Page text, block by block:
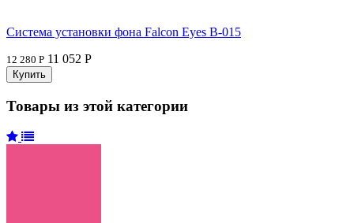
Система установки фона Falcon Eyes В-015
12 280 Р 11 052 Р
Товары из этой категории